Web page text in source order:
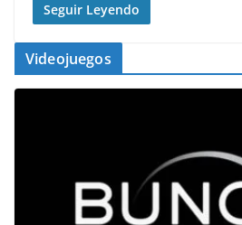
Seguir Leyendo
Videojuegos